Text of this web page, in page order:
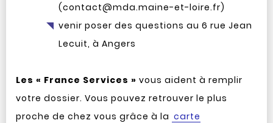
(contact@mda.maine-et-loire.fr)
venir poser des questions au 6 rue Jean
Lecuit, à Angers
Les « France Services » vous aident à remplir
votre dossier. Vous pouvez retrouver le plus
proche de chez vous grâce à la carte